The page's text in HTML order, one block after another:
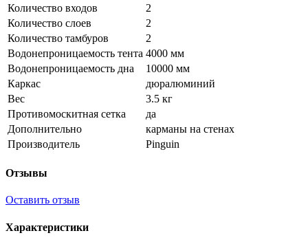
Количество входов
2
Количество слоев
2
Количество тамбуров
2
Водонепроницаемость тента 4000 мм
Водонепроницаемость дна
10000 мм
Каркас
дюралюминий
Вес
3.5 кг
Противомоскитная сетка
да
Дополнительно
карманы на стенах
Производитель
Pinguin
Отзывы
Оставить отзыв
Характеристики